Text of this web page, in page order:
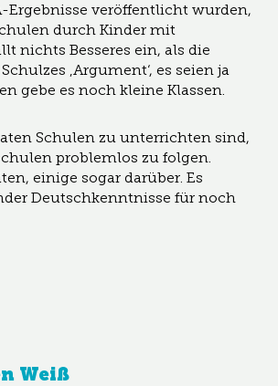
Ergebnisse veröffentlicht wurden,
durch Kinder mit
nichts Besseres ein, als die
‚Argument‘, es seien ja
gebe es noch kleine Klassen.
Schulen zu unterrichten sind,
problemlos zu folgen.
einige sogar darüber. Es
Deutschkenntnisse für noch
Weiß